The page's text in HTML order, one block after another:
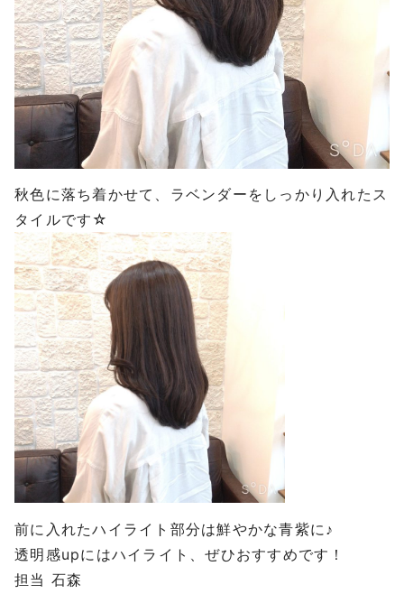
秋色に落ち着かせて、ラベンダーをしっかり入れたス
タイルです☆
前に入れたハイライト部分は鮮やかな青紫に♪
透明感upにはハイライト、ぜひおすすめです！
担当 石森